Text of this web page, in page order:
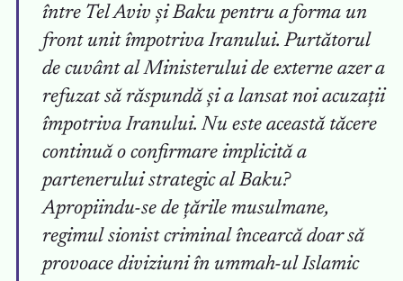
între Tel Aviv și Baku pentru a forma un
front unit împotriva Iranului. Purtătorul
de cuvânt al Ministerului de externe azer a
refuzat să răspundă și a lansat noi acuzații
împotriva Iranului. Nu este această tăcere
continuă o confirmare implicită a
partenerului strategic al Baku?
Apropiindu-se de țările musulmane,
regimul sionist criminal încearcă doar să
provoace diviziuni în ummah-ul Islamic